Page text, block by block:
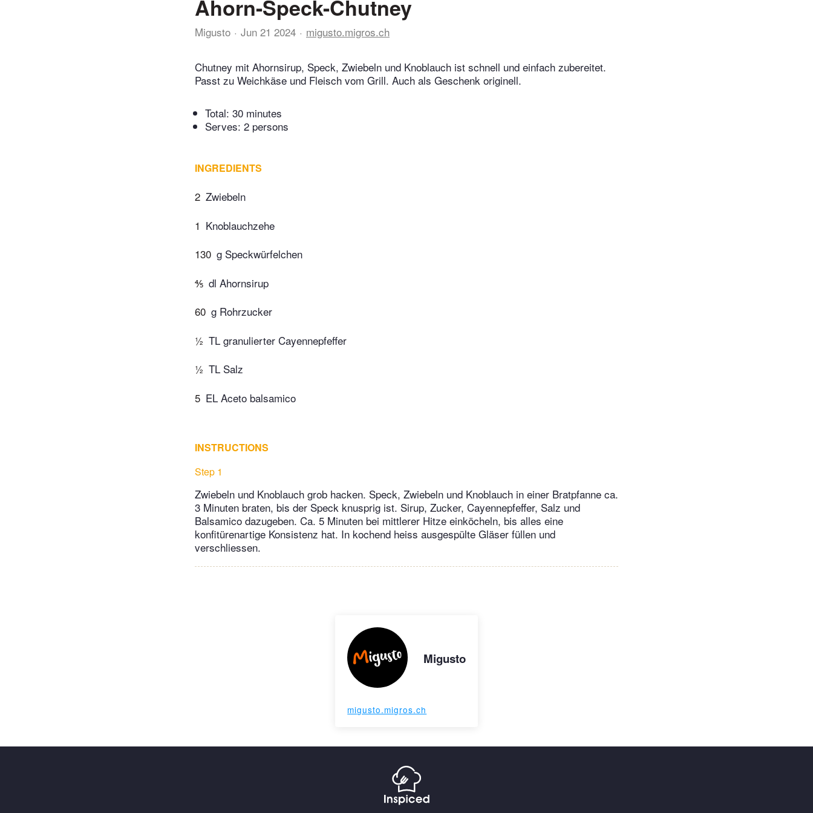
Ahorn-Speck-Chutney
Migusto Jun 21 2024 migusto.migros.ch
Chutney mit Ahornsirup, Speck, Zwiebeln und Knoblauch ist schnell und einfach zubereitet.
Passt zu Weichkäse und Fleisch vom Grill. Auch als Geschenk originell.
Total: 30 minutes
Serves: 2 persons
INGREDIENTS
2 Zwiebeln
1 Knoblauchzehe
130 g Speckwürfelchen
⅘ dl Ahornsirup
60 g Rohrzucker
½ TL granulierter Cayennepfeffer
½ TL Salz
5 EL Aceto balsamico
INSTRUCTIONS
Step 1
Zwiebeln und Knoblauch grob hacken. Speck, Zwiebeln und Knoblauch in einer Bratpfanne ca.
3 Minuten braten, bis der Speck knusprig ist. Sirup, Zucker, Cayennepfeffer, Salz und
Balsamico dazugeben. Ca. 5 Minuten bei mittlerer Hitze einköcheln, bis alles eine
konfitürenartige Konsistenz hat. In kochend heiss ausgespülte Gläser füllen und
verschliessen.
Migusto
migusto.migros.ch